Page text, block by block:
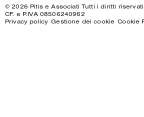
© 2026 Pitis e Associati Tutti i diritti riservati
CF. e P.IVA 08506240962
Privacy policy Gestione dei cookie Cookie